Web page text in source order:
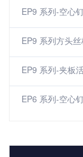
EP9 系列-空心
EP9 系列方头丝
EP9 系列-夹板
EP6 系列-空心